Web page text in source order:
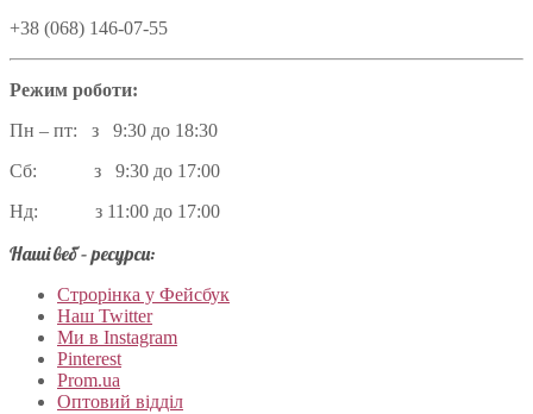
+38 (068) 146-07-55
Режим роботи:
Пн – пт: з 9:30 до 18:30
Сб: з 9:30 до 17:00
Нд: з 11:00 до 17:00
Наші веб – ресурси:
Строрінка у Фейсбук
Наш Twitter
Ми в Instagram
Pinterest
Prom.ua
Оптовий відділ